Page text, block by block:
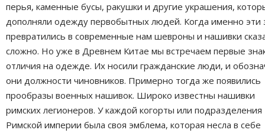
перья, каменные бусы, ракушки и другие украшения,
дополняли одежду первобытных людей. Когда именно эти
превратились в современные нам шевроны и нашивки
сложно. Но уже в Древнем Китае мы встречаем первые
отличия на одежде. Их носили гражданские люди, и
они должности чиновников. Примерно тогда же появились
прообразы военных нашивок. Широко известны нашивки
римских легионеров. У каждой когорты или подразделения
Римской империи была своя эмблема, которая несла в себе